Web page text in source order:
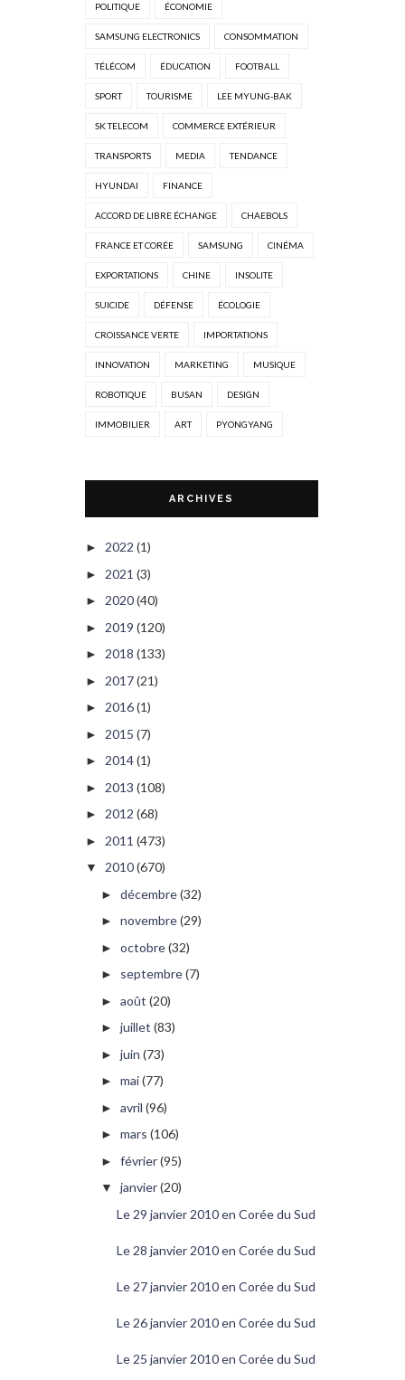
POLITIQUE ÉCONOMIE
SAMSUNG ELECTRONICS CONSOMMATION
TÉLÉCOM ÉDUCATION FOOTBALL
SPORT TOURISME LEE MYUNG-BAK
SK TELECOM COMMERCE EXTÉRIEUR
TRANSPORTS MEDIA TENDANCE
HYUNDAI FINANCE
ACCORD DE LIBRE ÉCHANGE CHAEBOLS
FRANCE ET CORÉE SAMSUNG CINÉMA
EXPORTATIONS CHINE INSOLITE
SUICIDE DÉFENSE ÉCOLOGIE
CROISSANCE VERTE IMPORTATIONS
INNOVATION MARKETING MUSIQUE
ROBOTIQUE BUSAN DESIGN
IMMOBILIER ART PYONGYANG
ARCHIVES
► 2022 (1)
► 2021 (3)
► 2020(40)
► 2019 (120)
► 2018 (133)
► 2017(21)
► 2016(1)
► 2015 (7)
► 2014(1)
► 2013 (108)
► 2012 (68)
► 2011 (473)
▼ 2010(670)
► décembre(32)
► novembre(29)
► octobre(32)
► septembre(7)
► août (20)
► juillet (83)
► juin (73)
► mai(77)
► avril (96)
► mars (106)
► février(95)
▼ janvier(20)
Le 29 janvier 2010 en Corée du Sud
Le 28 janvier 2010 en Corée du Sud
Le 27 janvier 2010 en Corée du Sud
Le 26 janvier 2010 en Corée du Sud
Le 25 janvier 2010 en Corée du Sud